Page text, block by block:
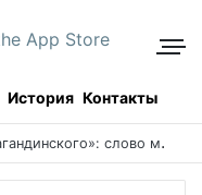
История Контакты
«Верный ученик Севастиана Карагандинского»: слово митрополита Александра о почившем схиархимандрите Пахомии